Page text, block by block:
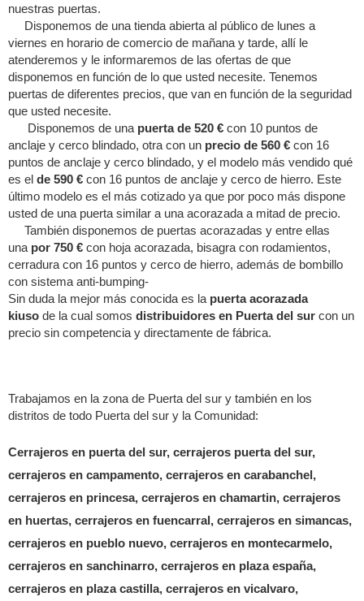
nuestras puertas.
Disponemos de una tienda abierta al público de lunes a
viernes en horario de comercio de mañana y tarde, allí le
atenderemos y le informaremos de las ofertas de que
disponemos en función de lo que usted necesite. Tenemos
puertas de diferentes precios, que van en función de la seguridad
que usted necesite.
Disponemos de una puerta de 520 € con 10 puntos de
anclaje y cerco blindado, otra con un precio de 560 € con 16
puntos de anclaje y cerco blindado, y el modelo más vendido qué
es el de 590 € con 16 puntos de anclaje y cerco de hierro. Este
último modelo es el más cotizado ya que por poco más dispone
usted de una puerta similar a una acorazada a mitad de precio.
También disponemos de puertas acorazadas y entre ellas
una por 750 € con hoja acorazada, bisagra con rodamientos,
cerradura con 16 puntos y cerco de hierro, además de bombillo
con sistema anti-bumping-
Sin duda la mejor más conocida es la puerta acorazada
kiuso de la cual somos distribuidores en Puerta del sur con un
precio sin competencia y directamente de fábrica.
Trabajamos en la zona de Puerta del sur y también en los
distritos de todo Puerta del sur y la Comunidad:
Cerrajeros en puerta del sur, cerrajeros puerta del sur,
cerrajeros en campamento, cerrajeros en carabanchel,
cerrajeros en princesa, cerrajeros en chamartin, cerrajeros
en huertas, cerrajeros en fuencarral, cerrajeros en simancas,
cerrajeros en pueblo nuevo, cerrajeros en montecarmelo,
cerrajeros en sanchinarro, cerrajeros en plaza españa,
cerrajeros en plaza castilla, cerrajeros en vicalvaro,